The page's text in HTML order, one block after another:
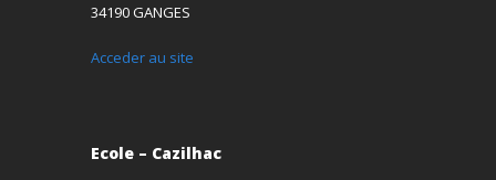
34190 GANGES
Acceder au site
Ecole – Cazilhac